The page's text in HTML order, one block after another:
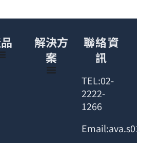
解決方
案
聯絡資
訊
TEL:02-
2222-
1266